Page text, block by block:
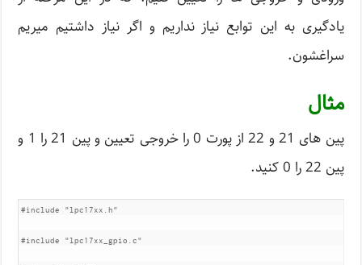
یادگیری به این توابع نیاز نداریم و اگر نیاز داشتیم میریم
سراغشون.
مثال
پین های 21 و 22 از پورت 0 را خروجی تعیین و پین 21 را 1 و
پین 22 را 0 کنید.
#include "lpc17xx.h"
#include "lpc17xx_gpio.c"